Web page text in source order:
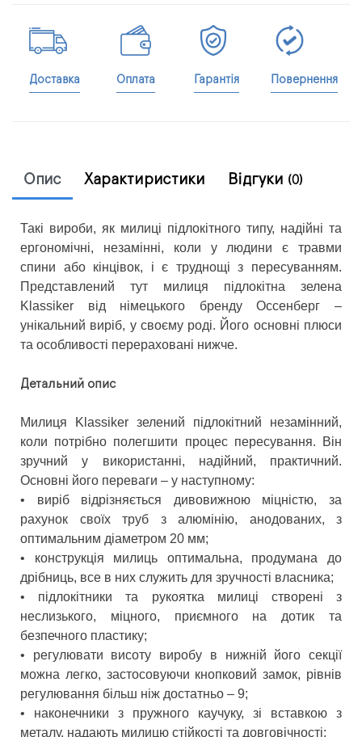
Доставка Оплата Гарантія Повернення
Опис Характиристики Відгуки (0)
Такі вироби, як милиці підлокітного типу, надійні та
ергономічні, незамінні, коли у людини є травми
спини або кінцівок, і є труднощі з пересуванням.
Представлений тут милиця підлокітна зелена
Klassiker від німецького бренду Оссенберг –
унікальний виріб, у своєму роді. Його основні плюси
та особливості перераховані нижче.
Детальний опис
Милиця Klassiker зелений підлокітний незамінний,
коли потрібно полегшити процес пересування. Він
зручний у використанні, надійний, практичний.
Основні його переваги – у наступному:
• виріб відрізняється дивовижною міцністю, за
рахунок своїх труб з алюмінію, анодованих, з
оптимальним діаметром 20 мм;
• конструкція милиць оптимальна, продумана до
дрібниць, все в них служить для зручності власника;
• підлокітники та рукоятка милиці створені з
неслизького, міцного, приємного на дотик та
безпечного пластику;
• регулювати висоту виробу в нижній його секції
можна легко, застосовуючи кнопковий замок, рівнів
регулювання більш ніж достатньо – 9;
• наконечники з пружного каучуку, зі вставкою з
металу, надають милицю стійкості та довговічності;